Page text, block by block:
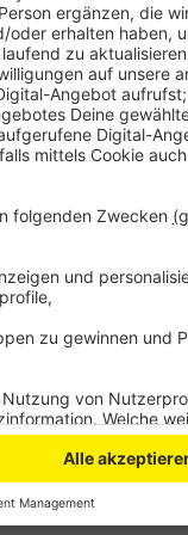
Flut ist die
im
(02.11.) die neue
erfassen dann
per App
Kassierer